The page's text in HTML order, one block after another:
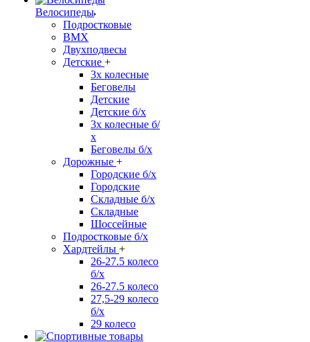
Велосипеды
Подростковые
BMX
Двухподвесы
Детские +
3х колесные
Беговелы
Детские
Детские б/х
3х колесные б/
х
Беговелы б/х
Дорожные +
Городские б/х
Городские
Складные б/х
Складные
Шоссейные
Подростковые б/х
Хардтейлы +
26-27.5 колесо
б/х
26-27.5 колесо
27,5-29 колесо
б/х
29 колесо